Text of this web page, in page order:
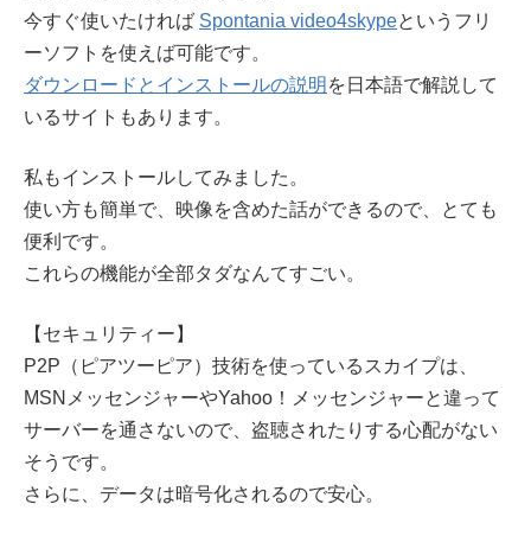
今すぐ使いたければ Spontania video4skypeというフリ
ーソフトを使えば可能です。
ダウンロードとインストールの説明 を日本語で解説して
いるサイトもあります。
私もインストールしてみました。
使い方も簡単で、映像を含めた話ができるので、とても
便利です。
これらの機能が全部タダなんてすごい。
【セキュリティー】
P2P（ピアツーピア）技術を使っているスカイプは、
MSNメッセンジャーやYahoo！メッセンジャーと違って
サーバーを通さないので、盗聴されたりする心配がない
そうです。
さらに、データは暗号化されるので安心。